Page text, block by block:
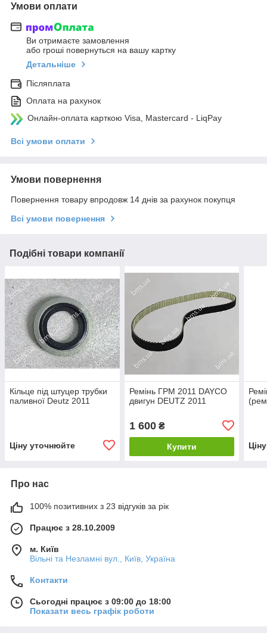
Умови оплати
Ви отримаєте замовлення
або гроші повернуться на вашу картку
Детальніше
Післяплата
Оплата на рахунок
Онлайн-оплата карткою Visa, Mastercard - LiqPay
Всі умови оплати
Умови повернення
Повернення товару впродовж 14 днів за рахунок покупця
Всі умови повернення
Подібні товари компанії
Кільце під штуцер трубки
паливної Deutz 2011
Ціну уточнюйте
Ремінь ГРМ 2011 DAYCO
двигун DEUTZ 2011
1 600₴
Купити
Про нас
100% позитивних з 23 відгуків за рік
Працює з 28.10.2009
м. Київ
Вільні та Незламні вул., Київ, Україна
Контакти
Сьогодні працює з 09:00 до 18:00
Показати весь графік роботи